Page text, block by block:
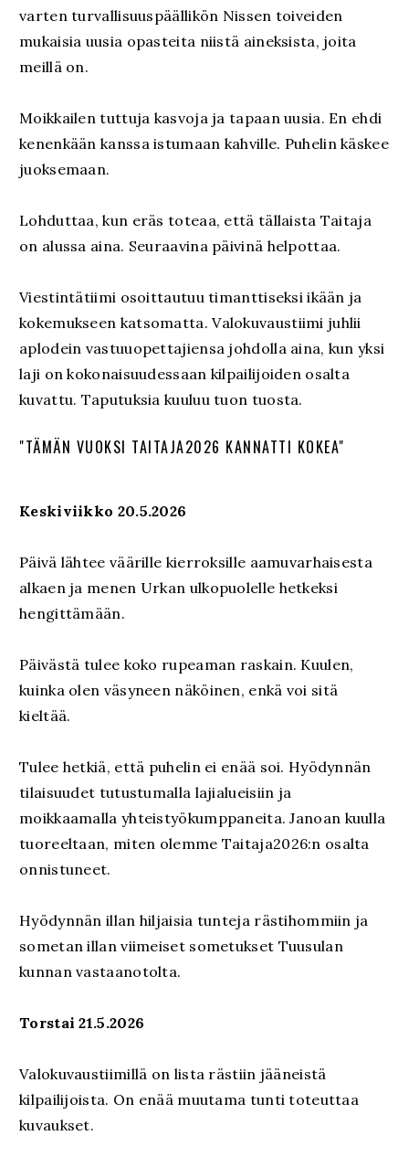
varten turvallisuuspäällikön Nissen toiveiden
mukaisia uusia opasteita niistä aineksista, joita
meillä on.
Moikkailen tuttuja kasvoja ja tapaan uusia. En ehdi
kenenkään kanssa istumaan kahville. Puhelin käskee
juoksemaan.
Lohduttaa, kun eräs toteaa, että tällaista Taitaja
on alussa aina. Seuraavina päivinä helpottaa.
Viestintätiimi osoittautuu timanttiseksi ikään ja
kokemukseen katsomatta. Valokuvaustiimi juhlii
aplodein vastuuopettajiensa johdolla aina, kun yksi
laji on kokonaisuudessaan kilpailijoiden osalta
kuvattu. Taputuksia kuuluu tuon tuosta.
"TÄMÄN VUOKSI TAITAJA2026 KANNATTI KOKEA"
Keskiviikko 20.5.2026
Päivä lähtee väärille kierroksille aamuvarhaisesta
alkaen ja menen Urkan ulkopuolelle hetkeksi
hengittämään.
Päivästä tulee koko rupeaman raskain. Kuulen,
kuinka olen väsyneen näköinen, enkä voi sitä
kieltää.
Tulee hetkiä, että puhelin ei enää soi. Hyödynnän
tilaisuudet tutustumalla lajialueisiin ja
moikkaamalla yhteistyökumppaneita. Janoan kuulla
tuoreeltaan, miten olemme Taitaja2026:n osalta
onnistuneet.
Hyödynnän illan hiljaisia tunteja rästihommiin ja
sometan illan viimeiset sometukset Tuusulan
kunnan vastaanotolta.
Torstai 21.5.2026
Valokuvaustiimillä on lista rästiin jääneistä
kilpailijoista. On enää muutama tunti toteuttaa
kuvaukset.